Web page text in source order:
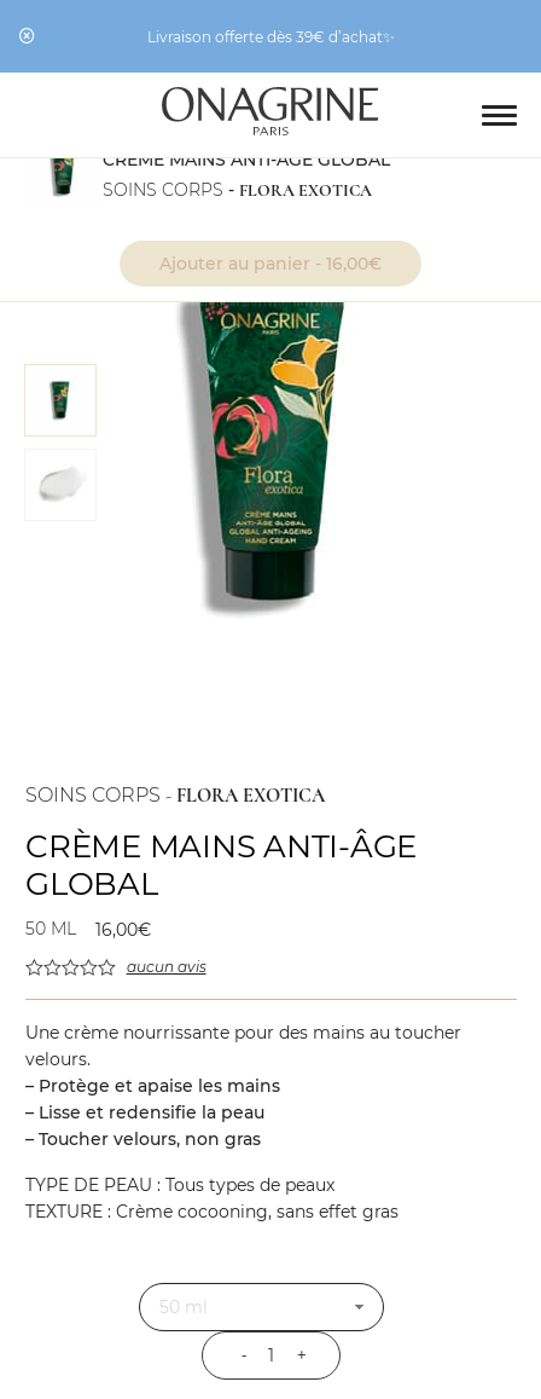
Livraison offerte dès 39€ d’achat✨
CRÈME MAINS ANTI-ÂGE GLOBAL
SOINS CORPS - FLORA EXOTICA
Ajouter au panier - 16,00€
SOINS CORPS - FLORA EXOTICA
CRÈME MAINS ANTI-ÂGE
GLOBAL
50 ML 16,00€
aucun avis
Une crème nourrissante pour des mains au toucher
velours.
– Protège et apaise les mains
– Lisse et redensifie la peau
– Toucher velours, non gras
TYPE DE PEAU : Tous types de peaux
TEXTURE : Crème cocooning, sans effet gras
quantité